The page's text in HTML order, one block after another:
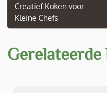
Creatief Koken voor
Kleine Chefs